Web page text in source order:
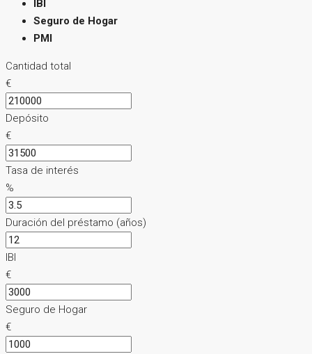
IBI
Seguro de Hogar
PMI
Cantidad total
€
Depósito
€
Tasa de interés
%
Duración del préstamo (años)
IBI
€
Seguro de Hogar
€